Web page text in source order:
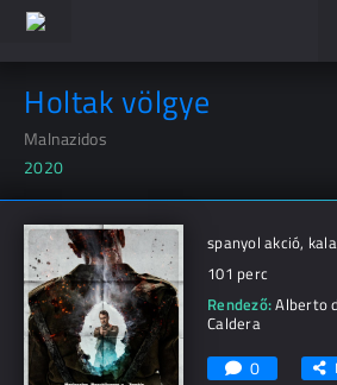
Holtak völgye
Malnazidos
2020
spanyol akció,
101 perc
Rendező:Alberto
Caldera
0